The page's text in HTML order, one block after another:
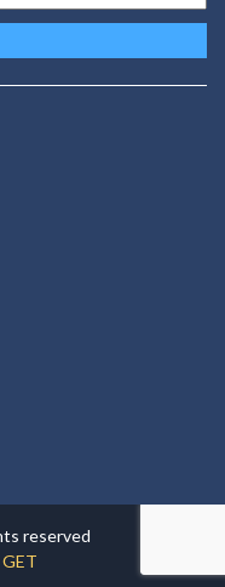
reserved